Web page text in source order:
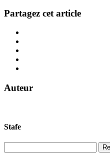
Partagez cet article
Auteur
Stafe